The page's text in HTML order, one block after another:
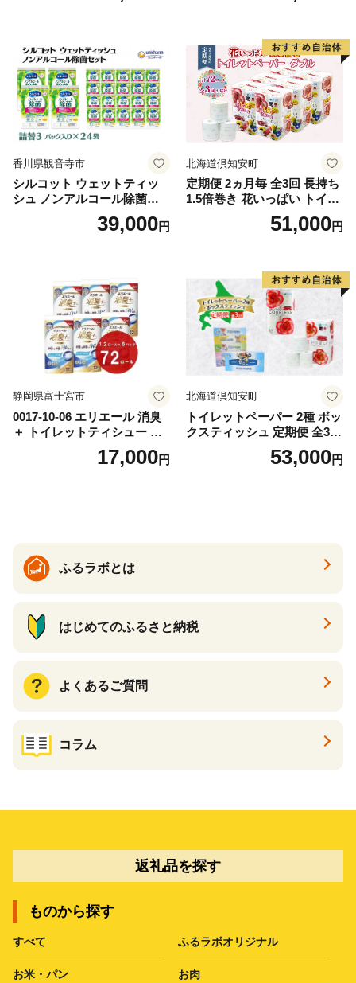
泡石鹸 石鹸 兵庫 兵庫県 小野
香川県観音寺市
シルコット ウェットティッ
シュ ノンアルコール除菌詰
替（43枚×3P）×24袋 日用品
おもちゃ 拭き取り 手拭き 外
39,000円
北海道倶知安町
定期便 2ヵ月毎 全3回 長持ち
1.5倍巻き 花いっぱい トイレ
ットペーパー ダブル 45ｍ 計
72ロール 全18種 花柄 プリン
ー 消耗品 備蓄 送料無料 北海
道 倶知安町 日用品
51,000円
静岡県富士宮市
0017-10-06 エリエール 消臭
＋ トイレットティシュー し
っかり香るフレッシュクリア
の香り ダブル 12ロール×6パ
17,000円
北海道倶知安町
トイレットペーパー 2種 ボッ
クスティッシュ 定期便 全3
回 日本製 まとめ買い 防災
常備品 日用雑貨 消耗品 生活
53,000円
ふるラボとは
はじめてのふるさと納税
よくあるご質問
コラム
返礼品を探す
ものから探す
すべて ふるラボオリジナル
お米・パン お肉